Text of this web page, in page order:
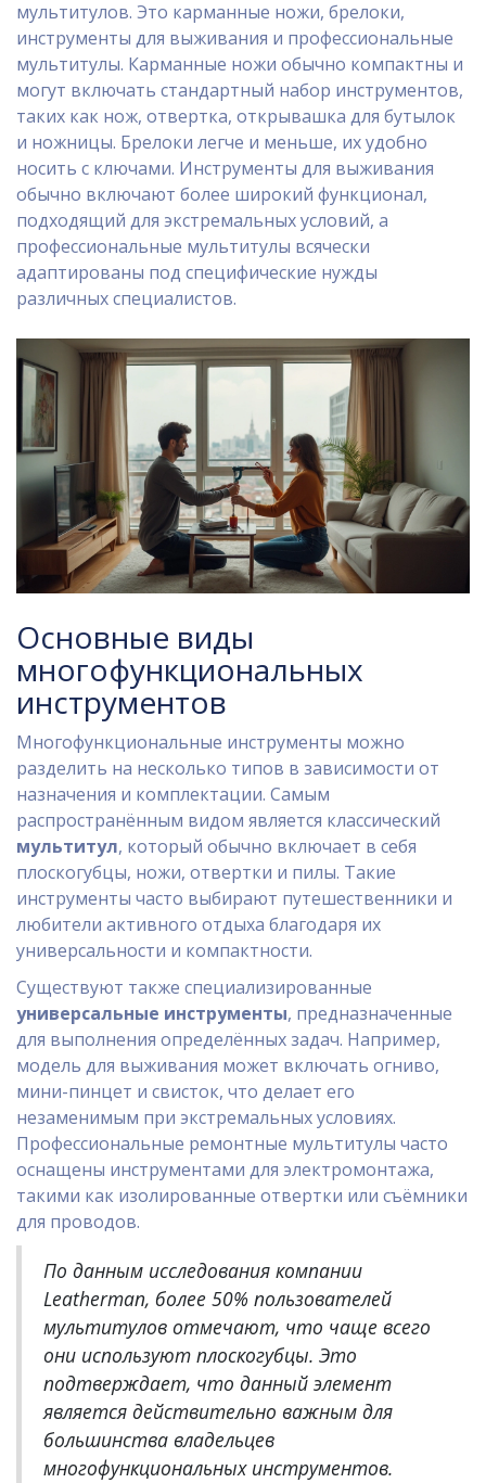
мультитулов. Это карманные ножи, брелоки,
инструменты для выживания и профессиональные
мультитулы. Карманные ножи обычно компактны и
могут включать стандартный набор инструментов,
таких как нож, отвертка, открывашка для бутылок
и ножницы. Брелоки легче и меньше, их удобно
носить с ключами. Инструменты для выживания
обычно включают более широкий функционал,
подходящий для экстремальных условий, а
профессиональные мультитулы всячески
адаптированы под специфические нужды
различных специалистов.
Основные виды
многофункциональных
инструментов
Многофункциональные инструменты можно
разделить на несколько типов в зависимости от
назначения и комплектации. Самым
распространённым видом является классический
мультитул, который обычно включает в себя
плоскогубцы, ножи, отвертки и пилы. Такие
инструменты часто выбирают путешественники и
любители активного отдыха благодаря их
универсальности и компактности.
Существуют также специализированные
универсальные инструменты, предназначенные
для выполнения определённых задач. Например,
модель для выживания может включать огниво,
мини-пинцет и свисток, что делает его
незаменимым при экстремальных условиях.
Профессиональные ремонтные мультитулы часто
оснащены инструментами для электромонтажа,
такими как изолированные отвертки или съёмники
для проводов.
По данным исследования компании
Leatherman, более 50% пользователей
мультитулов отмечают, что чаще всего
они используют плоскогубцы. Это
подтверждает, что данный элемент
является действительно важным для
большинства владельцев
многофункциональных инструментов.